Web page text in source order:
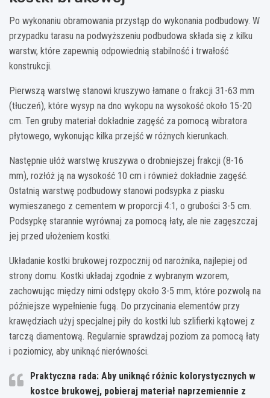
Po wykonaniu obramowania przystąp do wykonania podbudowy. W
przypadku tarasu na podwyższeniu podbudowa składa się z kilku
warstw, które zapewnią odpowiednią stabilność i trwałość
konstrukcji.
Pierwszą warstwę stanowi kruszywo łamane o frakcji 31-63 mm
(tłuczeń), które wysyp na dno wykopu na wysokość około 15-20
cm. Ten gruby materiał dokładnie zagęść za pomocą wibratora
płytowego, wykonując kilka przejść w różnych kierunkach.
Następnie ułóż warstwę kruszywa o drobniejszej frakcji (8-16
mm), rozłóż ją na wysokość 10 cm i również dokładnie zagęść.
Ostatnią warstwę podbudowy stanowi podsypka z piasku
wymieszanego z cementem w proporcji 4:1, o grubości 3-5 cm.
Podsypkę starannie wyrównaj za pomocą łaty, ale nie zagęszczaj
jej przed ułożeniem kostki.
Układanie kostki brukowej rozpocznij od narożnika, najlepiej od
strony domu. Kostki układaj zgodnie z wybranym wzorem,
zachowując między nimi odstępy około 3-5 mm, które pozwolą na
późniejsze wypełnienie fugą. Do przycinania elementów przy
krawędziach użyj specjalnej piły do kostki lub szlifierki kątowej z
tarczą diamentową. Regularnie sprawdzaj poziom za pomocą łaty
i poziomicy, aby uniknąć nierówności.
Praktyczna rada: Aby uniknąć różnic kolorystycznych w
kostce brukowej, pobieraj materiał naprzemiennie z